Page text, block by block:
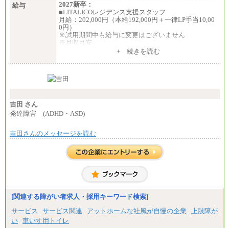
給与
2027新卒：
■LITALICOレジデンス支援スタッフ
月給：202,000円（本給192,000円＋一律LP手当10,00
0円）
※試用期間中も給与に変更はございません
※月収目安
夜勤回数により変動
条件あり）
■その他職種共通
月給：25万3,400円～
※20時間を超過した場合は別途支給
中途：
(1)(2)月給：25万3400円～28万5900円
※20時間を超過した場合は別途支給
※試用期間中も給与に変更はございません
+ 続きを読む
吉田 さん
発達障害 (ADHD・ASD)
吉田さんのメッセージを読む
[関連する障がい者求人・採用キーワード検索]
サービス
サービス関連 アットホームな社風が自慢の企業
上肢障が
い 車いす用トイレ